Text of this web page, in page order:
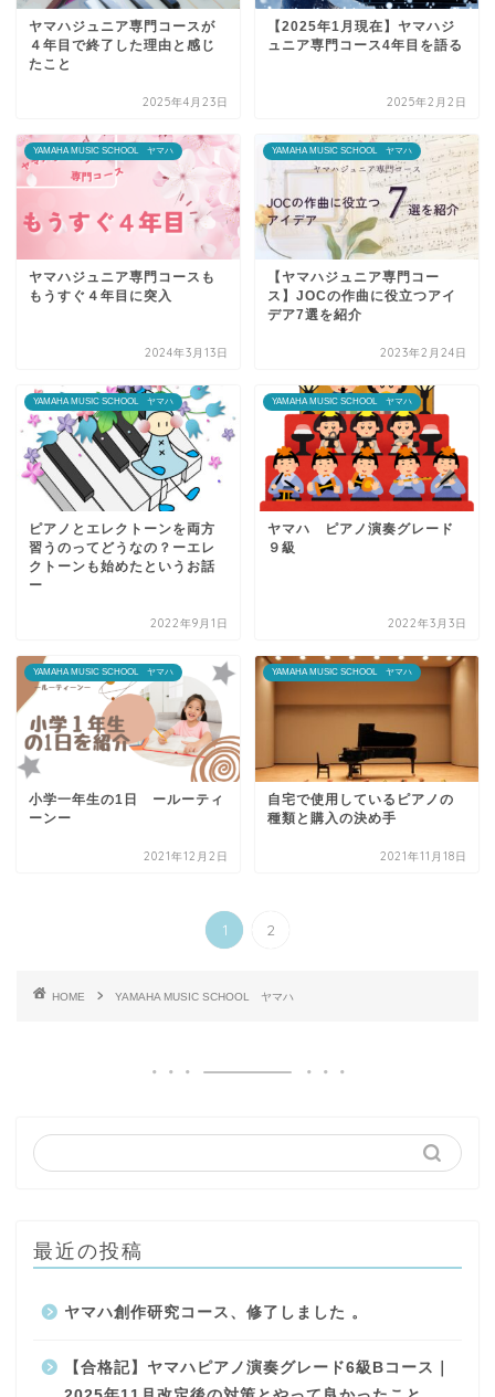
ヤマハジュニア専門コースが
４年目で終了した理由と感じ
たこと
2025年4月23日
【2025年1月現在】ヤマハジ
ュニア専門コース4年目を語る
2025年2月2日
YAMAHA MUSIC SCHOOL ヤマハ
ヤマハジュニア専門コースも
もうすぐ４年目に突入
2024年3月13日
YAMAHA MUSIC SCHOOL ヤマハ
【ヤマハジュニア専門コー
ス】JOCの作曲に役立つアイ
デア7選を紹介
2023年2月24日
YAMAHA MUSIC SCHOOL ヤマハ
ピアノとエレクトーンを両方
習うのってどうなの？ーエレ
クトーンも始めたというお話
ー
2022年9月1日
YAMAHA MUSIC SCHOOL ヤマハ
ヤマハ ピアノ演奏グレード
９級
2022年3月3日
YAMAHA MUSIC SCHOOL ヤマハ
小学一年生の1日 ールーティ
ーンー
2021年12月2日
YAMAHA MUSIC SCHOOL ヤマハ
自宅で使用しているピアノの
種類と購入の決め手
2021年11月18日
1 2
HOME YAMAHA MUSIC SCHOOL ヤマハ
最近の投稿
ヤマハ創作研究コース、修了しました 。
【合格記】ヤマハピアノ演奏グレード6級Bコース｜